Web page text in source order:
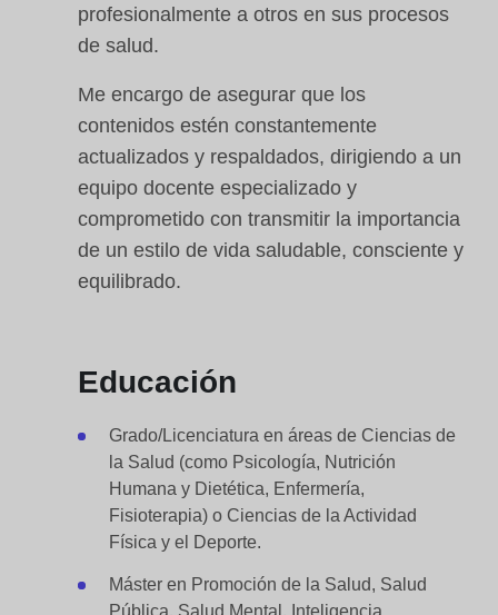
profesionalmente a otros en sus procesos
de salud.
Me encargo de asegurar que los
contenidos estén constantemente
actualizados y respaldados, dirigiendo a un
equipo docente especializado y
comprometido con transmitir la importancia
de un estilo de vida saludable, consciente y
equilibrado.
Educación
Grado/Licenciatura en áreas de Ciencias de
la Salud (como Psicología, Nutrición
Humana y Dietética, Enfermería,
Fisioterapia) o Ciencias de la Actividad
Física y el Deporte.
Máster en Promoción de la Salud, Salud
Pública, Salud Mental, Inteligencia